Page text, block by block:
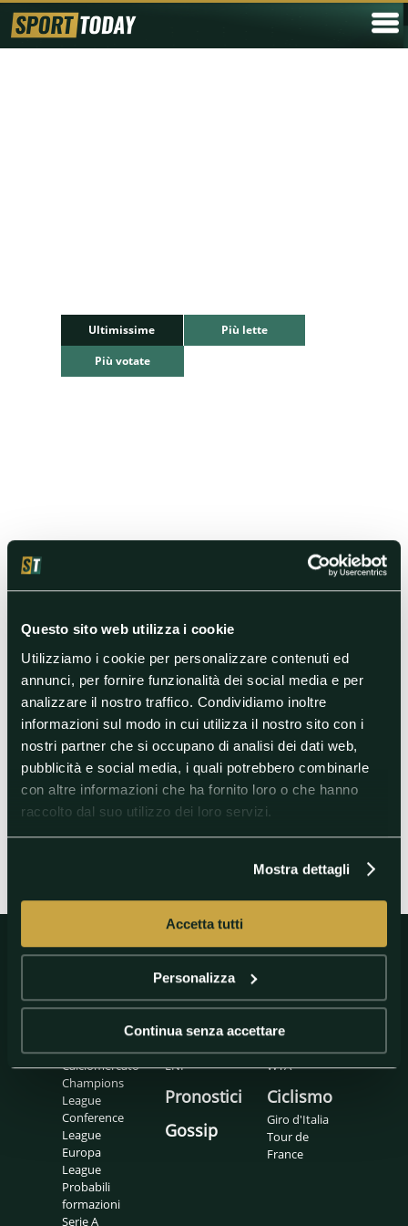
Questo sito web utilizza i cookie
Utilizziamo i cookie per personalizzare contenuti ed
annunci, per fornire funzionalità dei social media e per
analizzare il nostro traffico. Condividiamo inoltre
informazioni sul modo in cui utilizza il nostro sito con i
nostri partner che si occupano di analisi dei dati web,
pubblicità e social media, i quali potrebbero combinarle
con altre informazioni che ha fornito loro o che hanno
raccolto dal suo utilizzo dei loro servizi.
Mostra dettagli
Accetta tutti
Personalizza
Continua senza accettare
Ultimissime
Più lette
Più votate
Calcio
internazionale
Calciomercato
Champions
League
Conference
League
Europa
League
Probabili
formazioni
Serie A
Basket
Eurolegaue
LBA
LNP
Pronostici
Gossip
Tennis
ATP
Padel
WTA
Ciclismo
Giro d'Italia
Tour de
France